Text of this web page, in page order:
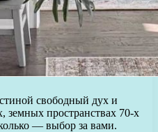
свободный дух и
пространствах 70-х
— выбор за вами.